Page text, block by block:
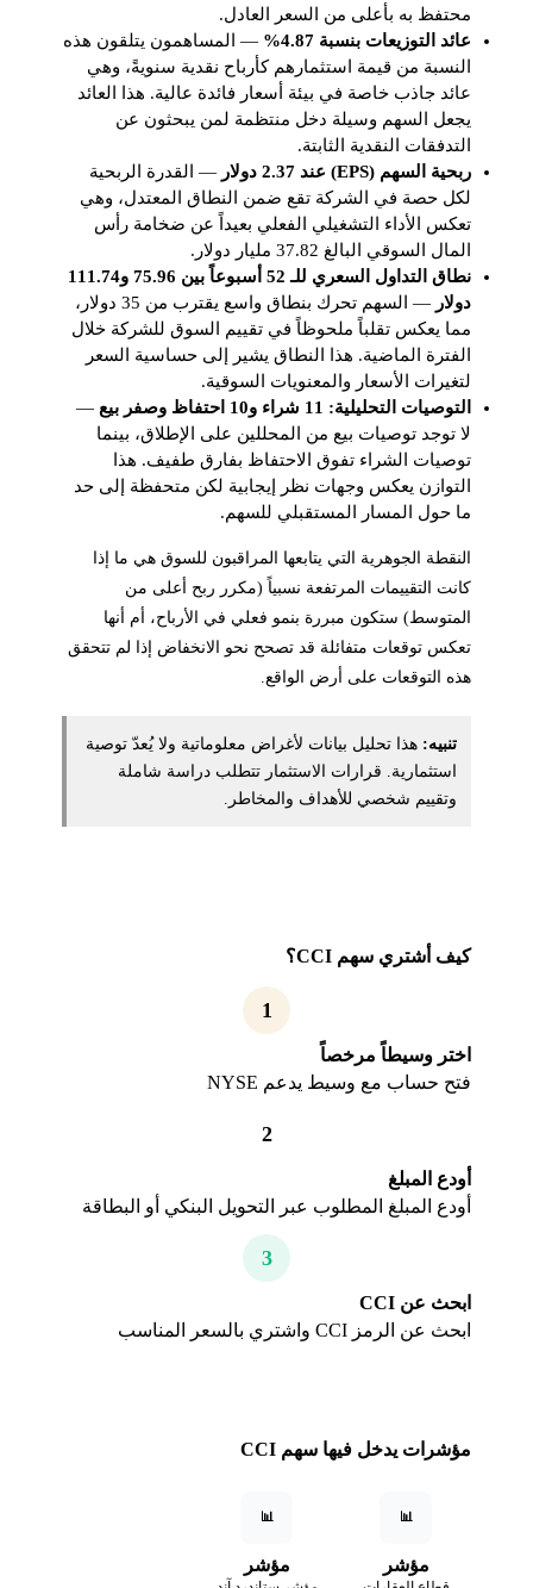
محتفظ به بأعلى من السعر العادل.
عائد التوزيعات بنسبة 4.87%
— المساهمون يتلقون هذه
النسبة من قيمة استثمارهم كأرباح نقدية سنويةً، وهي
عائد جاذب خاصة في بيئة أسعار فائدة عالية. هذا العائد
يجعل السهم وسيلة دخل منتظمة لمن يبحثون عن
التدفقات النقدية الثابتة.
ربحية السهم (EPS) عند 2.37 دولار
— القدرة الربحية
لكل حصة في الشركة تقع ضمن النطاق المعتدل، وهي
تعكس الأداء التشغيلي الفعلي بعيداً عن ضخامة رأس
المال السوقي البالغ 37.82 مليار دولار.
نطاق التداول السعري للـ 52 أسبوعاً بين 75.96 و111.74
دولار
— السهم تحرك بنطاق واسع يقترب من 35 دولار،
مما يعكس تقلباً ملحوظاً في تقييم السوق للشركة خلال
الفترة الماضية. هذا النطاق يشير إلى حساسية السعر
لتغيرات الأسعار والمعنويات السوقية.
التوصيات التحليلية: 11 شراء و10 احتفاظ وصفر بيع
—
لا توجد توصيات بيع من المحللين على الإطلاق، بينما
توصيات الشراء تفوق الاحتفاظ بفارق طفيف. هذا
التوازن يعكس وجهات نظر إيجابية لكن متحفظة إلى حد
ما حول المسار المستقبلي للسهم.
النقطة الجوهرية التي يتابعها المراقبون للسوق هي ما إذا
كانت التقييمات المرتفعة نسبياً (مكرر ربح أعلى من
المتوسط) ستكون مبررة بنمو فعلي في الأرباح، أم أنها
تعكس توقعات متفائلة قد تصحح نحو الانخفاض إذا لم تتحقق
هذه التوقعات على أرض الواقع.
تنبيه:هذا تحليل بيانات لأغراض معلوماتية ولا يُعدّ توصية
استثمارية. قرارات الاستثمار تتطلب دراسة شاملة
وتقييم شخصي للأهداف والمخاطر.
كيف أشتري سهم CCI؟
1
اختر وسيطاً مرخصاً
فتح حساب مع وسيط يدعم NYSE
2
أودع المبلغ
أودع المبلغ المطلوب عبر التحويل البنكي أو البطاقة
3
ابحث عن CCI
ابحث عن الرمز CCI واشتري بالسعر المناسب
مؤشرات يدخل فيها سهم CCI
📊
مؤشر
📊
مؤشر